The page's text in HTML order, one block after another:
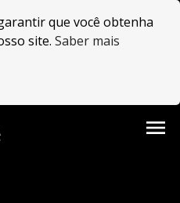
que você obtenha
site. Saber mais
menu